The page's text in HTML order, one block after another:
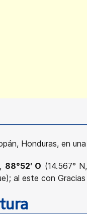
Honduras, en
, 88°52′ O (14.567°
al este con